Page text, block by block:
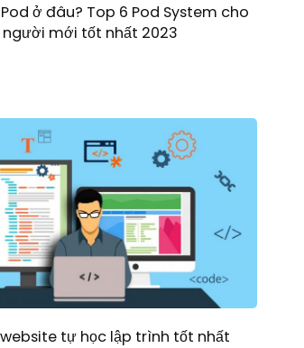
ở đâu? Top 6 Pod System cho
người mới tốt nhất 2023
website tự học lập trình tốt nhất